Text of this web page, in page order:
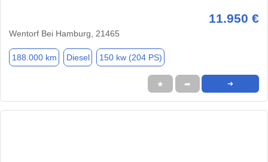
11.950 €
Wentorf Bei Hamburg, 21465
188.000 km Diesel 150 kw (204 PS)
★ ➦ ➜